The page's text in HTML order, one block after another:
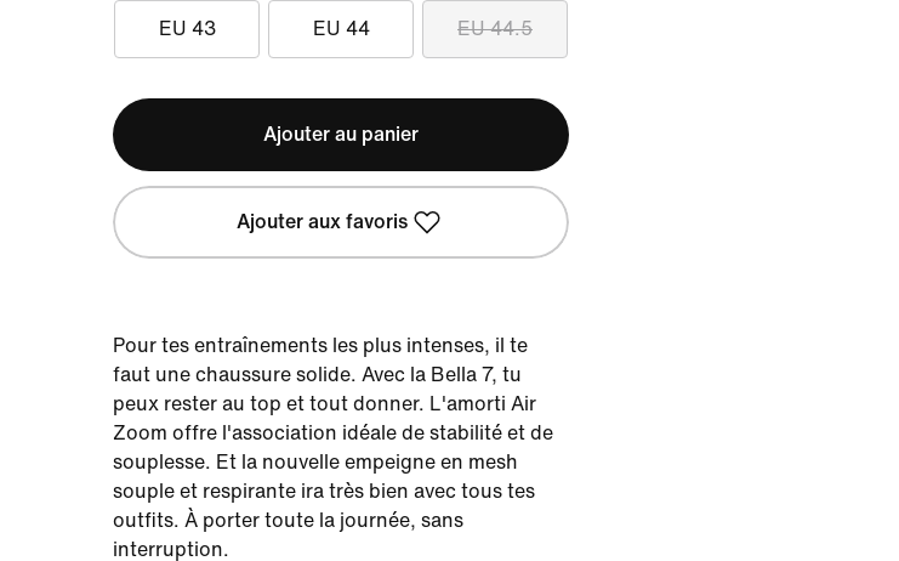
EU 43 EU 44 EU 44.5
Ajouter au panier
Ajouter aux favoris
Pour tes entraînements les plus intenses, il te
faut une chaussure solide. Avec la Bella 7, tu
peux rester au top et tout donner. L'amorti Air
Zoom offre l'association idéale de stabilité et de
souplesse. Et la nouvelle empeigne en mesh
souple et respirante ira très bien avec tous tes
outfits. À porter toute la journée, sans
interruption.